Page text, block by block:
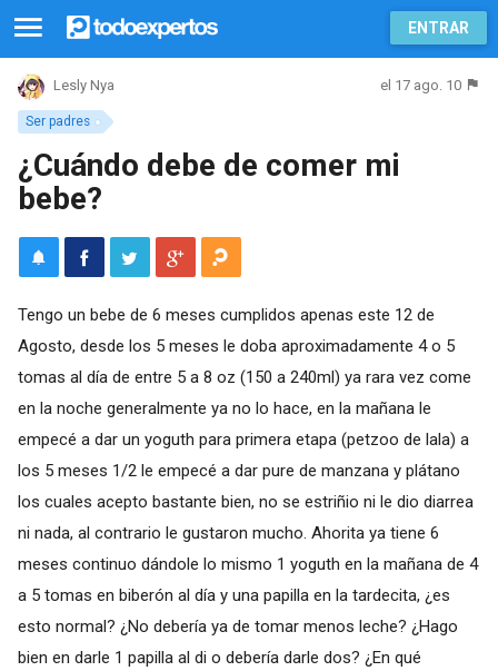
ENTRAR
Ser padres
Lesly Nya el 17 ago. 10
¿Cuándo debe de comer mi
bebe?
Tengo un bebe de 6 meses cumplidos apenas este 12 de
Agosto, desde los 5 meses le doba aproximadamente 4 o 5
tomas al día de entre 5 a 8 oz (150 a 240ml) ya rara vez come
en la noche generalmente ya no lo hace, en la mañana le
empecé a dar un yoguth para primera etapa (petzoo de lala) a
los 5 meses 1/2 le empecé a dar pure de manzana y plátano
los cuales acepto bastante bien, no se estriñio ni le dio diarrea
ni nada, al contrario le gustaron mucho. Ahorita ya tiene 6
meses continuo dándole lo mismo 1 yoguth en la mañana de 4
a 5 tomas en biberón al día y una papilla en la tardecita, ¿es
esto normal? ¿No debería ya de tomar menos leche? ¿Hago
bien en darle 1 papilla al di o debería darle dos? ¿En qué